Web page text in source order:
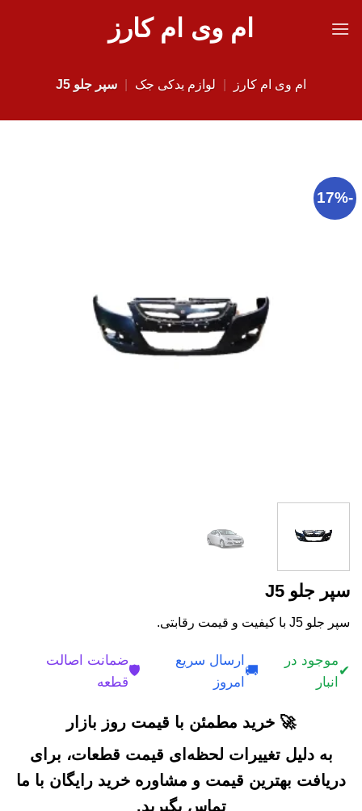
ام وی ام کارز
ام وی ام کارز لوازم یدکی جک سپر جلو J5
-17%
سپر جلو J5
سپر جلو J5 با کیفیت و قیمت رقابتی.
✔
موجود در
انبار
🚚
ارسال سریع
امروز
🛡️
ضمانت اصالت
قطعه
🚀 خرید مطمئن با قیمت روز بازار
به دلیل تغییرات لحظه‌ای قیمت قطعات، برای
دریافت بهترین قیمت و مشاوره خرید رایگان با ما
تماس بگیرید.